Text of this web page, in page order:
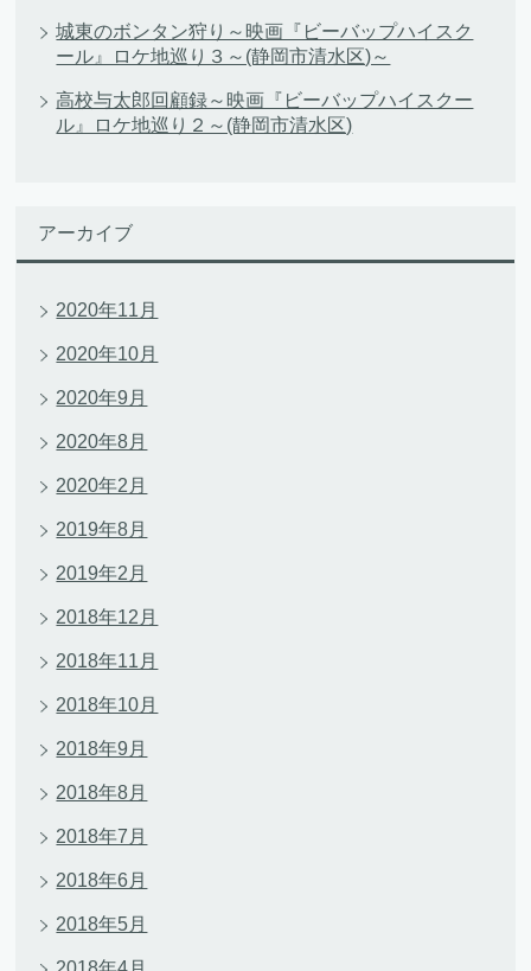
城東のボンタン狩り～映画『ビーバップハイスク
ール』ロケ地巡り３～(静岡市清水区)～
高校与太郎回顧録～映画『ビーバップハイスクー
ル』ロケ地巡り２～(静岡市清水区)
アーカイブ
2020年11月
2020年10月
2020年9月
2020年8月
2020年2月
2019年8月
2019年2月
2018年12月
2018年11月
2018年10月
2018年9月
2018年8月
2018年7月
2018年6月
2018年5月